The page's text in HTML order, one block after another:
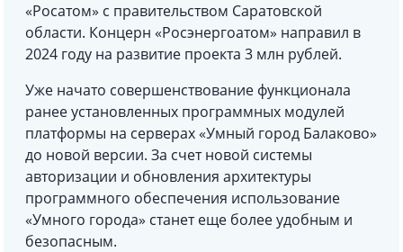
«Росатом» с правительством Саратовской
области. Концерн «Росэнергоатом» направил в
2024 году на развитие проекта 3 млн рублей.
Уже начато совершенствование функционала
ранее установленных программных модулей
платформы на серверах «Умный город Балаково»
до новой версии. За счет новой системы
авторизации и обновления архитектуры
программного обеспечения использование
«Умного города» станет еще более удобным и
безопасным.